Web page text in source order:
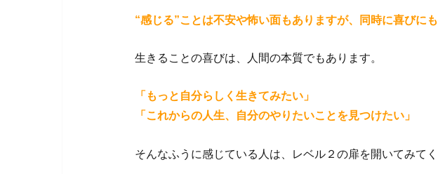
“感じる”ことは不安や怖い面もありますが、同時に喜びにも
生きることの喜びは、人間の本質でもあります。
「もっと自分らしく生きてみたい」
「これからの人生、自分のやりたいことを見つけたい」
そんなふうに感じている人は、レベル２の扉を開いてみてく